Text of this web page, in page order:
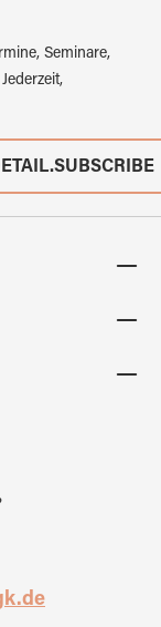
Seminare,